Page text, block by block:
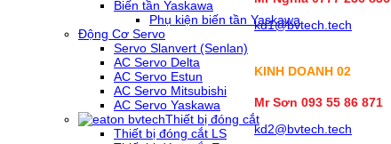
Biến tần Yaskawa
Phụ kiện biến tần Yaskawa
Động Cơ Servo
Servo Slanvert (Senlan)
AC Servo Delta
AC Servo Estun
AC Servo Mitsubishi
AC Servo Yaskawa
Thiết bị đóng cắt
Thiết bị đóng cắt LS
kd1@bvtech.tech
KINH DOANH 02
Mr Sơn 093 55 86 871
kd2@bvtech.tech